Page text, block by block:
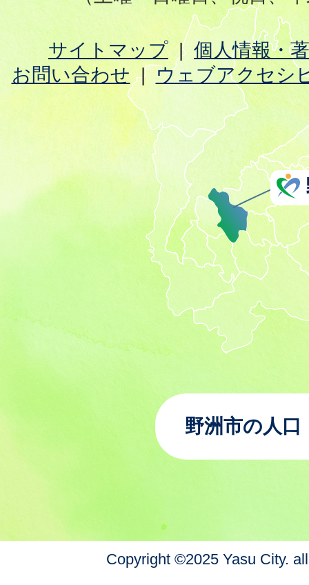
サイトマップ
個人情報・
お問い合わせ
ウェブアクセシ
野洲市の人口
Copyright ©2025 Yasu City.